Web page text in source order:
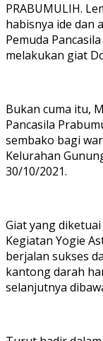
PRABUMULIH.
habisnya ide dan
Pemuda
melakukan giat
Bukan cuma itu,
Pancasila
sembako bagi
Kelurahan
30/10/2021.
Giat yang
Kegiatan Yogie
berjalan sukses
kantong darah
selanjutnya